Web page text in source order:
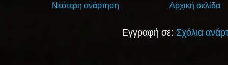
Νεότερη ανάρτηση Αρχική σελίδα
Εγγραφή σε: Σχόλια